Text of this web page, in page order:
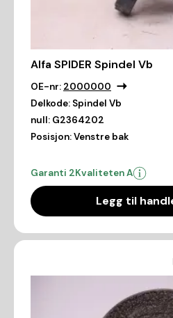
Alfa SPIDER Spindel Vb
OE-nr: 2000000
Delkode: Spindel Vb
null: G2364202
Posisjon:Venstre bak
Garanti 2Kvaliteten A
Legg til